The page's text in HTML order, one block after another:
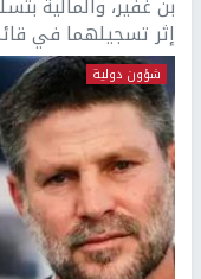
إثر تسجيلهما في
شؤون دولية